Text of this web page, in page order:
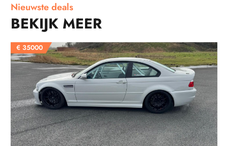
Nieuwste deals
BEKIJK MEER
€ 35000